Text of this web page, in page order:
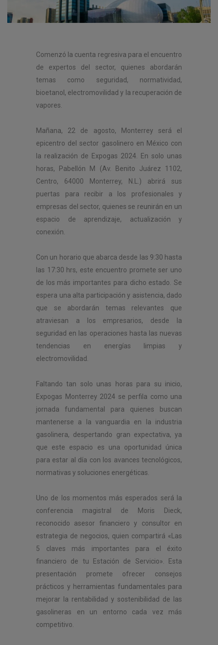
Comenzó la cuenta regresiva para el encuentro
de expertos del sector, quienes abordarán
temas como seguridad, normatividad,
bioetanol, electromovilidad y la recuperación de
vapores.
Mañana, 22 de agosto, Monterrey será el
epicentro del sector gasolinero en México con
la realización de Expogas 2024. En solo unas
horas, Pabellón M (Av. Benito Juárez 1102,
Centro, 64000 Monterrey, N.L.) abrirá sus
puertas para recibir a los profesionales y
empresas del sector, quienes se reunirán en un
espacio de aprendizaje, actualización y
conexión.
Con un horario que abarca desde las 9:30 hasta
las 17:30 hrs, este encuentro promete ser uno
de los más importantes para dicho estado. Se
espera una alta participación y asistencia, dado
que se abordarán temas relevantes que
atraviesan a los empresarios, desde la
seguridad en las operaciones hasta las nuevas
tendencias en energías limpias y
electromovilidad.
Faltando tan solo unas horas para su inicio,
Expogas Monterrey 2024 se perfila como una
jornada fundamental para quienes buscan
mantenerse a la vanguardia en la industria
gasolinera, despertando gran expectativa, ya
que este espacio es una oportunidad única
para estar al día con los avances tecnológicos,
normativas y soluciones energéticas.
Uno de los momentos más esperados será la
conferencia magistral de Moris Dieck,
reconocido asesor financiero y consultor en
estrategia de negocios, quien compartirá «Las
5 claves más importantes para el éxito
financiero de tu Estación de Servicio». Esta
presentación promete ofrecer consejos
prácticos y herramientas fundamentales para
mejorar la rentabilidad y sostenibilidad de las
gasolineras en un entorno cada vez más
competitivo.